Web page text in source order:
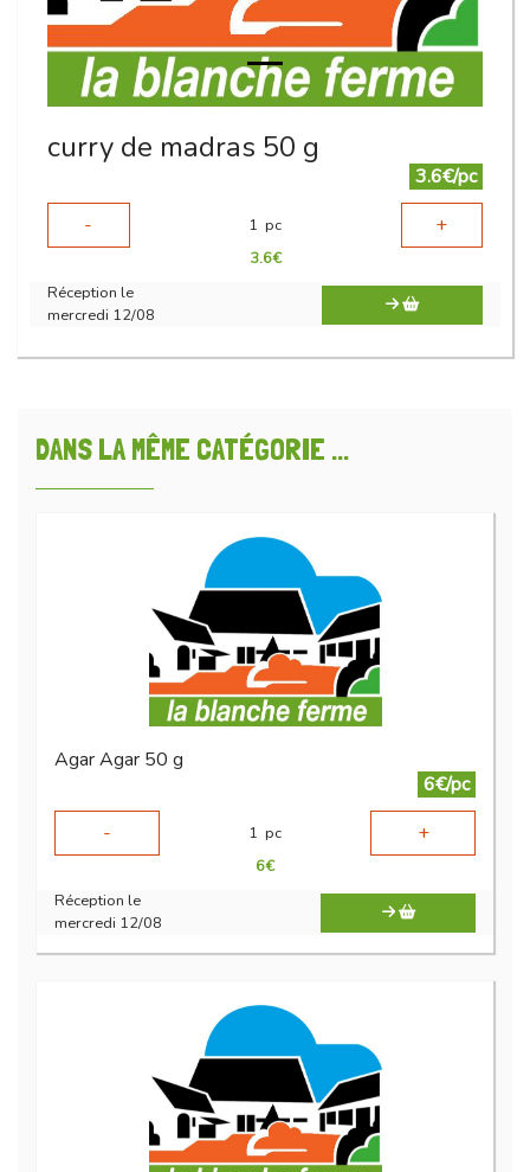
curry de madras 50 g
3.6€/pc
-
1 pc +
3.6€
Réception le
mercredi 12/08
DANS LA MÊME CATÉGORIE ...
Agar Agar 50 g
6€/pc
-
1 pc +
6€
Réception le
mercredi 12/08